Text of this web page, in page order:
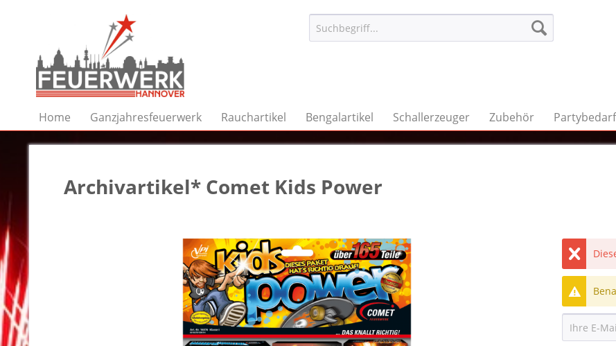
Home Ganzjahresfeuerwerk Rauchartikel Bengalartikel Schallerzeuger Zubehör Partybedarf
Archivartikel* Comet Kids Power